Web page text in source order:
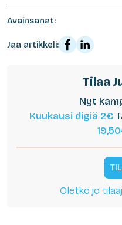
Avainsanat:
Jaa artikkeli:
Tilaa
Nyt
Kuukausi digiä 2€
Oletko jo